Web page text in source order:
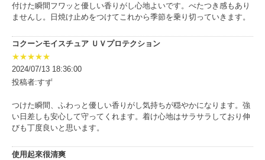
付けた瞬間フワッと優しい香りがし心地よいです。べたつき感もあり
ませんし。日焼け止めをつけてこれから季節を乗り切っていきます。
コクーンモイスチュア ＵＶプロテクション
★★★★★
2024/07/13 18:36:00
投稿者:すず
つけた瞬間、ふわっと優しい香りがし気持ちが穏やかになります。強
い日差しも安心して守ってくれます。着け心地はサラサラしており伸
びも丁度良いと思います。
使用起來很清爽